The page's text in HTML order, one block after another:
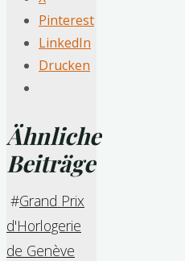
Pinterest
LinkedIn
Drucken
Ähnliche
Beiträge
#Grand Prix
d'Horlogerie
de Genève